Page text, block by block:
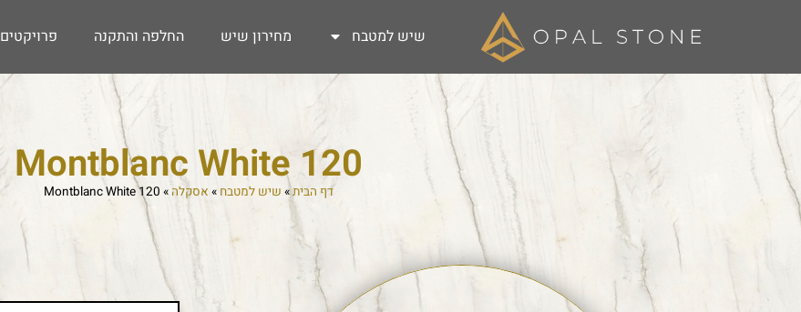
שיש למטבח מחירון שיש החלפה והתקנה פרויקטים
Montblanc White 120
דף הבית» שיש למטבח » אסקלה »
Montblanc White 120